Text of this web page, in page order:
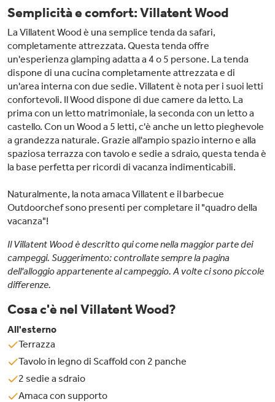
Semplicità e comfort: Villatent Wood
La Villatent Wood è una semplice tenda da safari,
completamente attrezzata. Questa tenda offre
un'esperienza glamping adatta a 4 o 5 persone. La tenda
dispone di una cucina completamente attrezzata e di
un'area interna con due sedie. Villatent è nota per i suoi letti
confortevoli. Il Wood dispone di due camere da letto. La
prima con un letto matrimoniale, la seconda con un letto a
castello. Con un Wood a 5 letti, c'è anche un letto pieghevole
a grandezza naturale. Grazie all'ampio spazio interno e alla
spaziosa terrazza con tavolo e sedie a sdraio, questa tenda è
la base perfetta per ricordi di vacanza indimenticabili.
Naturalmente, la nota amaca Villatent e il barbecue
Outdoorchef sono presenti per completare il "quadro della
vacanza"!
Il Villatent Wood è descritto qui come nella maggior parte dei
campeggi. Suggerimento: controllate sempre la pagina
dell'alloggio appartenente al campeggio. A volte ci sono piccole
differenze.
Cosa c'è nel Villatent Wood?
All'esterno
Terrazza
Tavolo in legno di Scaffold con 2 panche
2 sedie a sdraio
Amaca con supporto